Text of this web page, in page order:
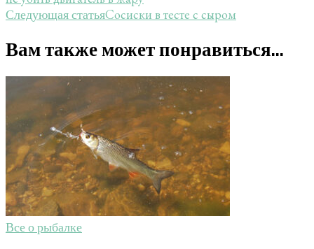
Следующая статьяСосиски в тесте с сыром
Вам также может понравиться...
Все о рыбалке